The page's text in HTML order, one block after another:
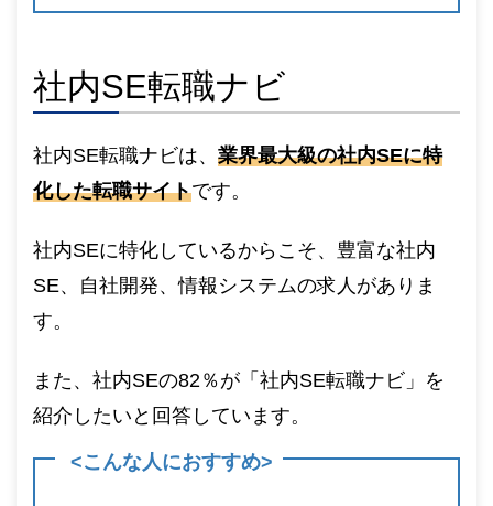
社内SE転職ナビ
社内SE転職ナビは、 業界最大級の社内SEに特
化した転職サイトです。
社内SEに特化しているからこそ、豊富な社内
SE、自社開発、情報システムの求人がありま
す。
また、社内SEの82％が「社内SE転職ナビ」を
紹介したいと回答しています。
<こんな人におすすめ>